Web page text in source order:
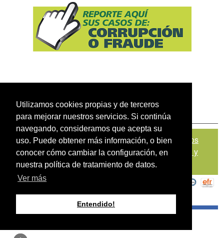
Utilizamos cookies propias y de terceros
para mejorar nuestros servicios. Si continúa
navegando, consideramos que acepta su
uso. Puede obtener más información, o bien
conocer cómo cambiar la configuración, en
nuestra política de tratamiento de datos.
Ver más
Entendido!
Mapa del sitio|Política de Tratamiento de Datos
Personales|Políticas de Seguridad, Términos y
Condiciones de Uso